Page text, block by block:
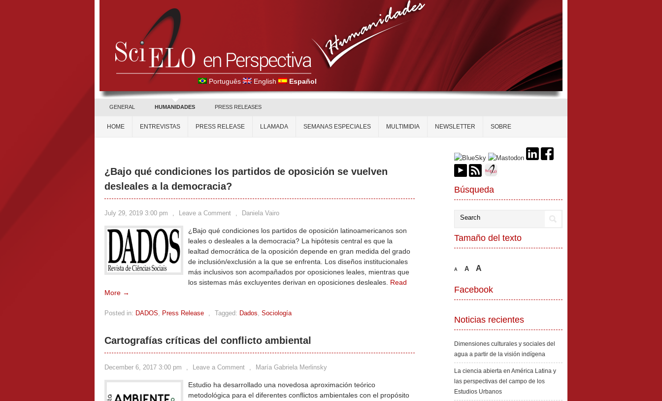
Português English Español
GENERAL HUMANIDADES PRESS RELEASES
HOME ENTREVISTAS PRESS RELEASE LLAMADA SEMANAS ESPECIALES MULTIMIDIA NEWSLETTER SOBRE
¿Bajo qué condiciones los partidos de oposición se vuelven
desleales a la democracia?
July 29, 2019 3:00 pm , Leave a Comment , Daniela Vairo
¿Bajo qué condiciones los partidos de oposición latinoamericanos son
leales o desleales a la democracia? La hipótesis central es que la
lealtad democrática de la oposición depende en gran medida del grado
de inclusión/exclusión a la que se enfrenta. Los diseños institucionales
más inclusivos son acompañados por oposiciones leales, mientras que
los sistemas más excluyentes derivan en oposiciones desleales. Read
More →
Posted in: DADOS, Press Release , Tagged: Dados, Sociología
Cartografías críticas del conflicto ambiental
December 6, 2017 3:00 pm , Leave a Comment , María Gabriela Merlinsky
Estudio ha desarrollado una novedosa aproximación teórico
metodológica para el diferentes conflictos ambientales con el propósito
Búsqueda
Tamaño del texto
A A A
Facebook
Noticias recientes
Dimensiones culturales y sociales del
agua a partir de la visión indígena
La ciencia abierta en América Latina y
las perspectivas del campo de los
Estudios Urbanos